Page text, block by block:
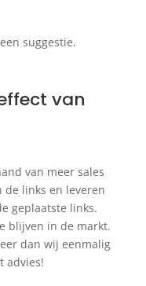
suggestie.
van
van meer sales
de links en leveren
geplaatste links.
blijven in de markt.
dan wij eenmalig
advies!